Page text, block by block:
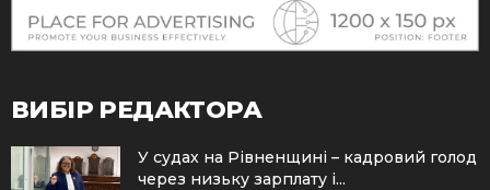
ВИБІР РЕДАКТОРА
У судах на Рівненщині – кадровий голод
через низьку зарплату і...